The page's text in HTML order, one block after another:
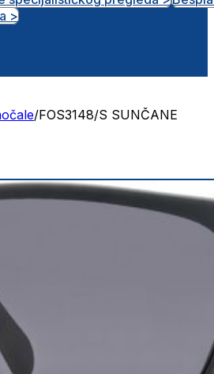
>
/FOS3148/S SUNČANE